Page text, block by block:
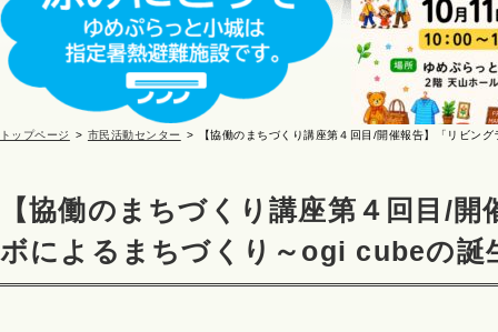
トップページ 市民活動センター 【協働のまちづくり講座第４回目/開催報告】「リビン
【協働のまちづくり講座第４回目/
ボによるまちづくり～ogi cubeの誕